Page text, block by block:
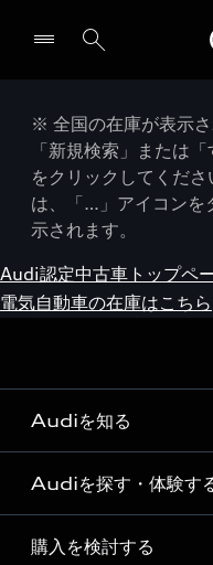
※ 全国の在庫が表示
「新規検索」または
をクリックしてくだ
は、「…」アイコンを
示されます。
Audi認定中古車トップペ
電気自動車の在庫はこちら
Audiを知る
Audi ブランド
Story of Progress
Audiを探す・体験す
ディーラー検索
購入を検討する